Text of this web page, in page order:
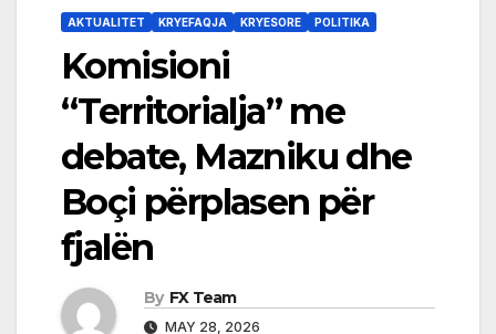
AKTUALITET KRYEFAQJA KRYESORE POLITIKA
Komisioni
“Territorialja” me
debate, Mazniku dhe
Boçi përplasen për
fjalën
By FX Team
MAY 28, 2026